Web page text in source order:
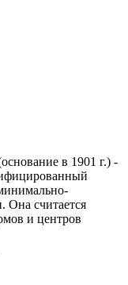
в 1901 г.) -
Она считается
и центров